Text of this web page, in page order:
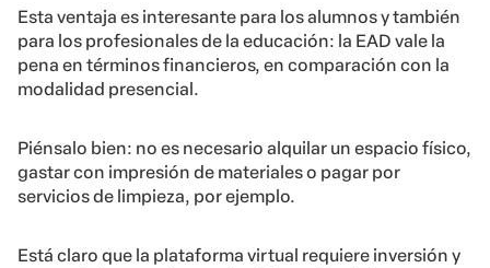
Esta ventaja es interesante para los alumnos y también
para los profesionales de la educación: la EAD vale la
pena en términos financieros, en comparación con la
modalidad presencial.
Piénsalo bien: no es necesario alquilar un espacio físico,
gastar con impresión de materiales o pagar por
servicios de limpieza, por ejemplo.
Está claro que la plataforma virtual requiere inversión y